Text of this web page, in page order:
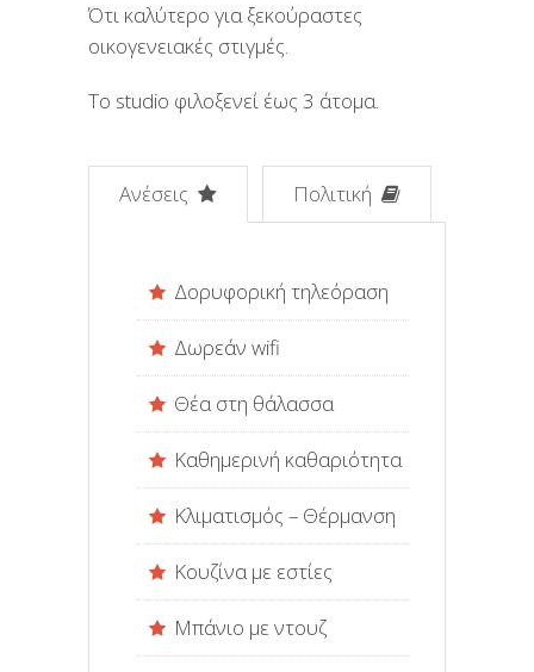
Ότι καλύτερο για ξεκούραστες
οικογενειακές στιγμές.
Το studio φιλοξενεί έως 3 άτομα.
Ανέσεις Πολιτική
Δορυφορική τηλεόραση
Δωρεάν wifi
Θέα στη θάλασσα
Καθημερινή καθαριότητα
Κλιματισμός – Θέρμανση
Κουζίνα με εστίες
Μπάνιο με ντουζ